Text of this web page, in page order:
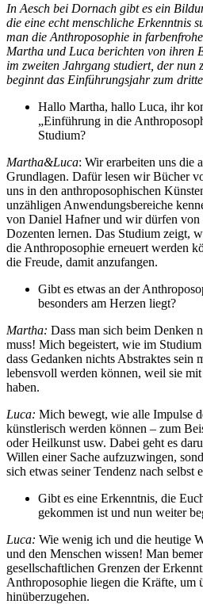
In Aesch bei Dornach gibt es ein
die eine echt menschliche Erkenntnis
man die Anthroposophie in
Martha und Luca berichten von ihren
im zweiten Jahrgang studiert, der nun
beginnt das Einführungsjahr zum
Hallo Martha, hallo Luca, ihr
„Einführung in die
Studium?
Martha&Luca: Wir erarbeiten uns die
Grundlagen. Dafür lesen wir Bücher
uns in den anthroposophischen
unzähligen Anwendungsbereiche
von Daniel Hafner und wir dürfen von
Dozenten lernen. Das Studium zeigt,
die Anthroposophie erneuert werden
die Freude, damit anzufangen.
Gibt es etwas an der
besonders am Herzen liegt?
Martha: Dass man sich beim Denken
muss! Mich begeistert, wie im
dass Gedanken nichts Abstraktes sein
lebensvoll werden können, weil sie
haben.
Luca: Mich bewegt, wie alle Impulse
künstlerisch werden können – zum
oder Heilkunst usw. Dabei geht es
Willen einer Sache aufzuzwingen,
sich etwas seiner Tendenz nach selbst
Gibt es eine Erkenntnis, die
gekommen ist und nun weiter
Luca: Wie wenig ich und die heutige
und den Menschen wissen! Man
gesellschaftlichen Grenzen der
Anthroposophie liegen die Kräfte, um
hinüberzugehen.